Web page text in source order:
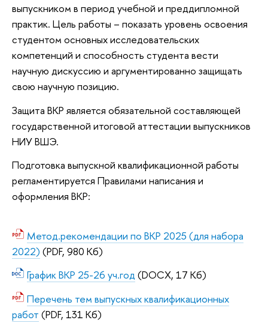
выпускником в период учебной и преддипломной
практик. Цель работы – показать уровень освоения
студентом основных исследовательских
компетенций и способность студента вести
научную дискуссию и аргументированно защищать
свою научную позицию.
Защита ВКР является обязательной составляющей
государственной итоговой аттестации выпускников
НИУ ВШЭ.
Подготовка выпускной квалификационной работы
регламентируется Правилами написания и
оформления ВКР:
Метод.рекомендации по ВКР 2025 (для набора
2022) (PDF, 980 Кб)
График ВКР 25-26 уч.год (DOCX, 17 Кб)
Перечень тем выпускных квалификационных
работ (PDF, 131 Кб)